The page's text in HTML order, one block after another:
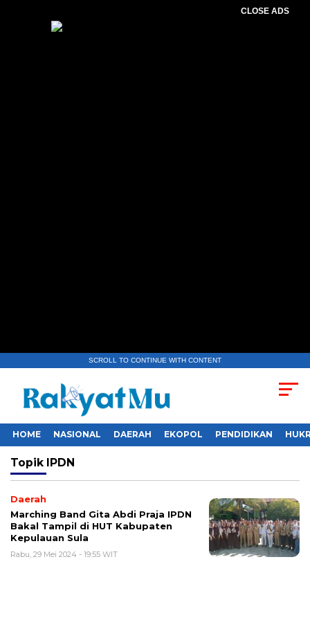
CLOSE ADS
SCROLL TO CONTINUE WITH CONTENT
HOME NASIONAL DAERAH EKOPOL PENDIDIKAN
Topik IPDN
Daerah
Marching Band Gita Abdi Praja IPDN
Bakal Tampil di HUT Kabupaten
Kepulauan Sula
Rabu, 29 Mei 2024 - 19:55 WIT